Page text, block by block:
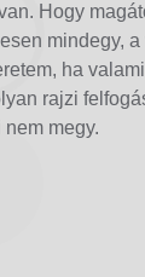
Hogy
mindegy,
ha
rajzi
megy.